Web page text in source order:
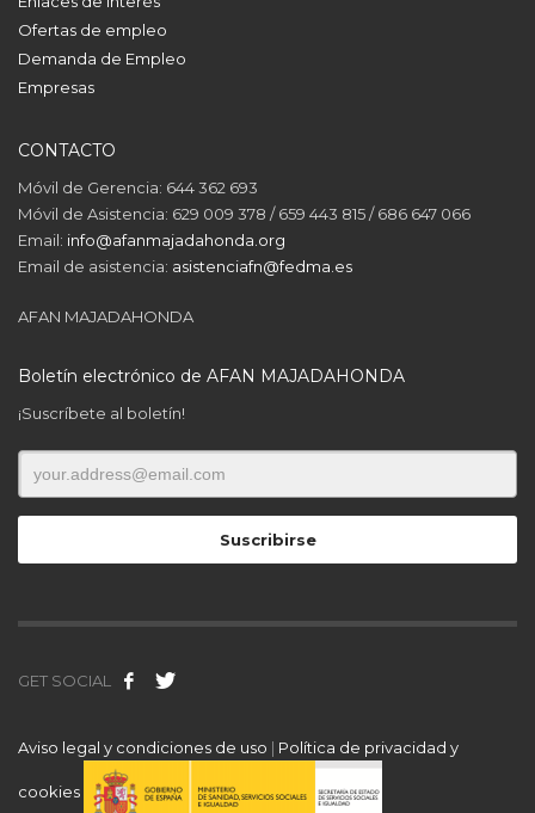
Ofertas de empleo
Demanda de Empleo
Empresas
CONTACTO
Móvil de Gerencia: 644 362 693
Móvil de Asistencia: 629 009 378 / 659 443 815 / 686 647 066
Email: info@afanmajadahonda.org
Email de asistencia: asistenciafn@fedma.es
AFAN MAJADAHONDA
Boletín electrónico de AFAN MAJADAHONDA
¡Suscríbete al boletín!
GET SOCIAL
Aviso legal y condiciones de uso | Política de privacidad y
cookies